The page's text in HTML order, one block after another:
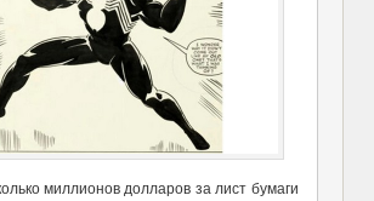
миллионов долларов за лист бумаги